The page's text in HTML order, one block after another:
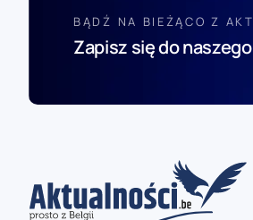
BĄDŹ NA BIEŻĄCO Z
Zapisz się do